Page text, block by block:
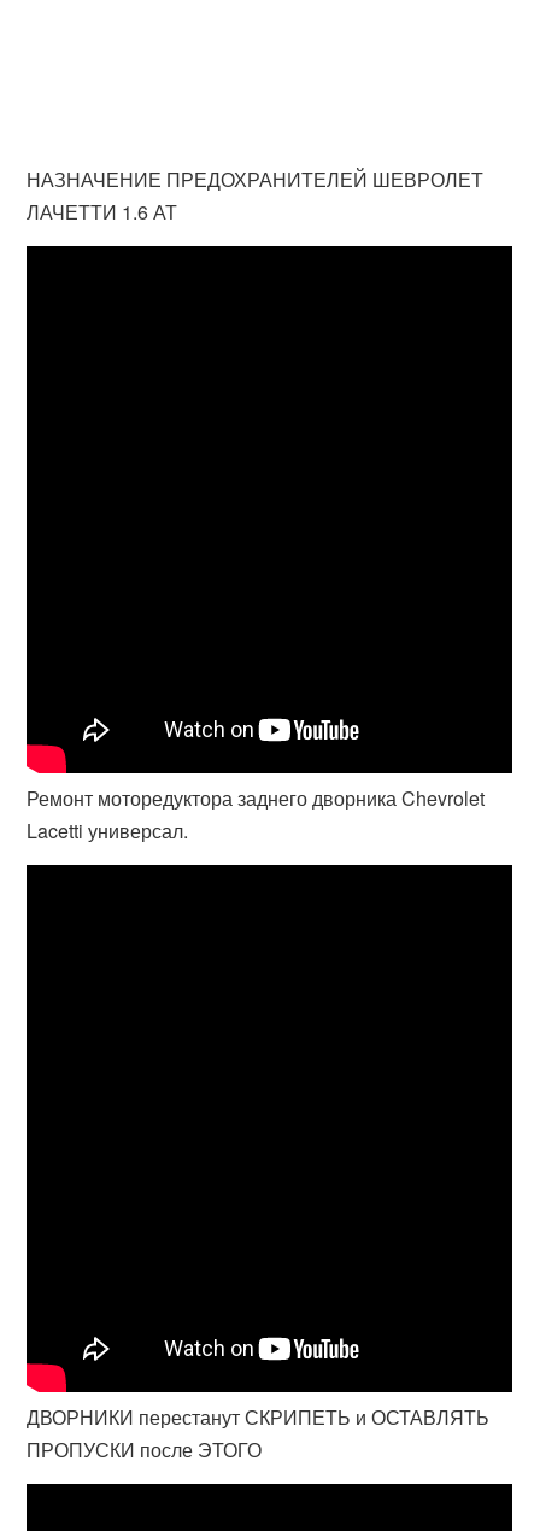
НАЗНАЧЕНИЕ ПРЕДОХРАНИТЕЛЕЙ ШЕВРОЛЕТ
ЛАЧЕТТИ 1.6 АТ
Ремонт моторедуктора заднего дворника Chevrolet
Lacetti универсал.
ДВОРНИКИ перестанут СКРИПЕТЬ и ОСТАВЛЯТЬ
ПРОПУСКИ после ЭТОГО